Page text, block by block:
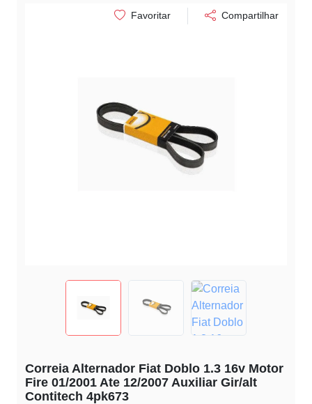
Favoritar Compartilhar
Correia Alternador Fiat Doblo 1.3 16v Motor
Fire 01/2001 Ate 12/2007 Auxiliar Gir/alt
Contitech 4pk673